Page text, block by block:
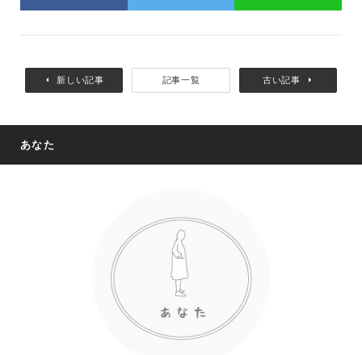
新しい記事 記事一覧 古い記事
あなた